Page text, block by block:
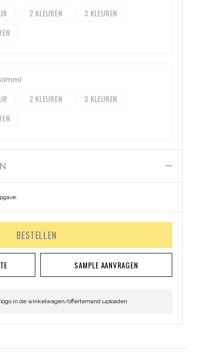
2
3
2
3
BESTELLEN
SAMPLE AANVRAGEN
in de winkelwagen/offertemand uploaden